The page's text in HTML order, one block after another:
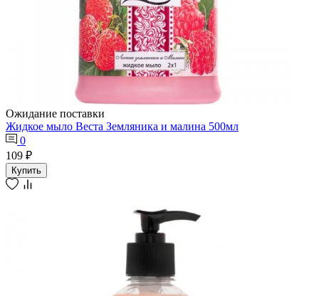
Ожидание поставки
Жидкое мыло Веста Земляника и малина 500мл
0
109 ₽
Купить